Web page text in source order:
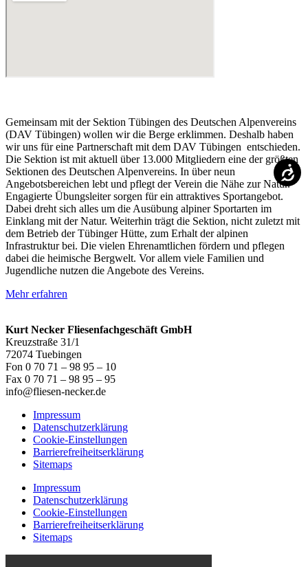
Gemeinsam mit der Sektion Tübingen des Deutschen Alpenvereins
(DAV Tübingen) wollen wir die Berge erklimmen. Deshalb haben
wir uns für eine Partnerschaft mit dem DAV Tübingen entschieden.
Die Sektion ist mit aktuell über 13.000 Mitgliedern eine der größten
Sektionen des Deutschen Alpenvereins. In über neun
Angebotsbereichen lebt und pflegt der Verein die Nähe zur Natur.
Engagierte Übungsleiter sorgen für ein attraktives Sportangebot.
Dabei dreht sich alles um die Ausübung alpiner Sportarten im
Einklang mit der Natur. Weiterhin trägt die Sektion, nicht zuletzt mit
dem Betrieb der Tübinger Hütte, zum Erhalt der alpinen
Infrastruktur bei. Die vielen Ehrenamtlichen fördern und pflegen
dabei die heimische Bergwelt. Vor allem viele Familien und
Jugendliche nutzen die Angebote des Vereins.
Mehr erfahren
Kurt Necker Fliesenfachgeschäft GmbH
Kreuzstraße 31/1
72074 Tuebingen
Fon 0 70 71 – 98 95 – 10
Fax 0 70 71 – 98 95 – 95
info@fliesen-necker.de
Impressum
Datenschutzerklärung
Cookie-Einstellungen
Barrierefreiheitserklärung
Sitemaps
Impressum
Datenschutzerklärung
Cookie-Einstellungen
Barrierefreiheitserklärung
Sitemaps